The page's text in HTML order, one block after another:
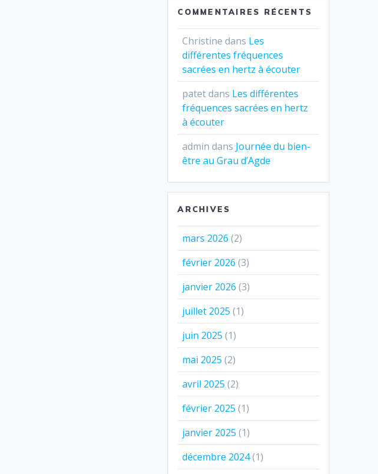
COMMENTAIRES RÉCENTS
Christine dans Les
différentes fréquences
sacrées en hertz à écouter
patetdans Les différentes
fréquences sacrées en hertz
à écouter
admin dans Journée du bien-
être au Grau d’Agde
ARCHIVES
mars 2026 (2)
février 2026 (3)
janvier 2026 (3)
juillet 2025 (1)
juin 2025 (1)
mai 2025 (2)
avril 2025 (2)
février 2025 (1)
janvier 2025 (1)
décembre 2024(1)